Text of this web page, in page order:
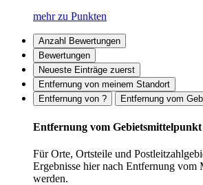
mehr zu Punkten
Anzahl Bewertungen
Bewertungen
Neueste Einträge zuerst
Entfernung von meinem Standort
Entfernung von ?
Entfernung vom
Entfernung vom Gebietsmittelpunkt
Für Orte, Ortsteile und
Ergebnisse hier nach Entfernung vom
werden.